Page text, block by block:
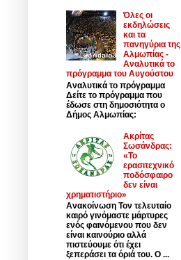
Όλες οι
εκδηλώσεις
και τα
πανηγύρια της
Αλμωπίας -
Αναλυτικά το
πρόγραμμα του Αυγούστου
Αναλυτικά το πρόγραμμα
Δείτε το πρόγραμμα που
έδωσε στη δημοσιότητα ο
Δήμος Αλμωπίας:
Ακρίτας
Σωσάνδρας:
«Το
ερασιτεχνικό
ποδόσφαιρο
δεν είναι
χρηματιστήριο»
Ανακοίνωση Τον τελευταίο
καιρό γινόμαστε μάρτυρες
ενός φαινόμενου που δεν
είναι καινούριο αλλά
πιστεύουμε ότι έχει
ξεπεράσει τα όριά του. Ο ...